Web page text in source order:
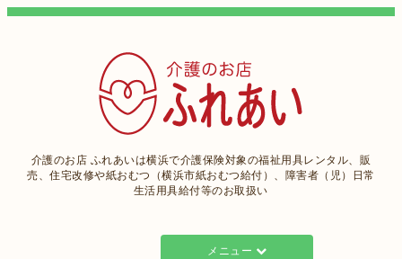
介護のお店 ふれあいは横浜で介護保険対象の福祉用具レンタル、販
売、住宅改修や紙おむつ（横浜市紙おむつ給付）、障害者（児）日常
生活用具給付等のお取扱い
メニュー